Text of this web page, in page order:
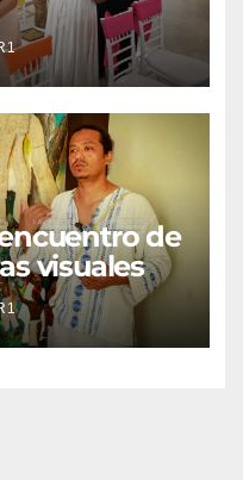
de
visuales